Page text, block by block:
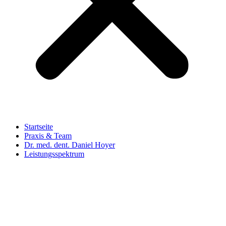
Startseite
Praxis & Team
Dr. med. dent. Daniel Hoyer
Leistungsspektrum